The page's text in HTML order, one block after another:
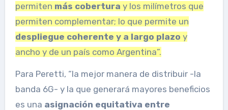
permiten más cobertura y los milímetros que
permiten complementar; lo que permite un
despliegue coherente y a largo plazo y
ancho y de un país como Argentina”.
Para Peretti, “la mejor manera de distribuir -la
banda 6G- y la que generará mayores beneficios
es una asignación equitativa entre